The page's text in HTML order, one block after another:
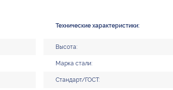
Технические характеристики:
Высота:
Марка стали:
Стандарт/ГОСТ: